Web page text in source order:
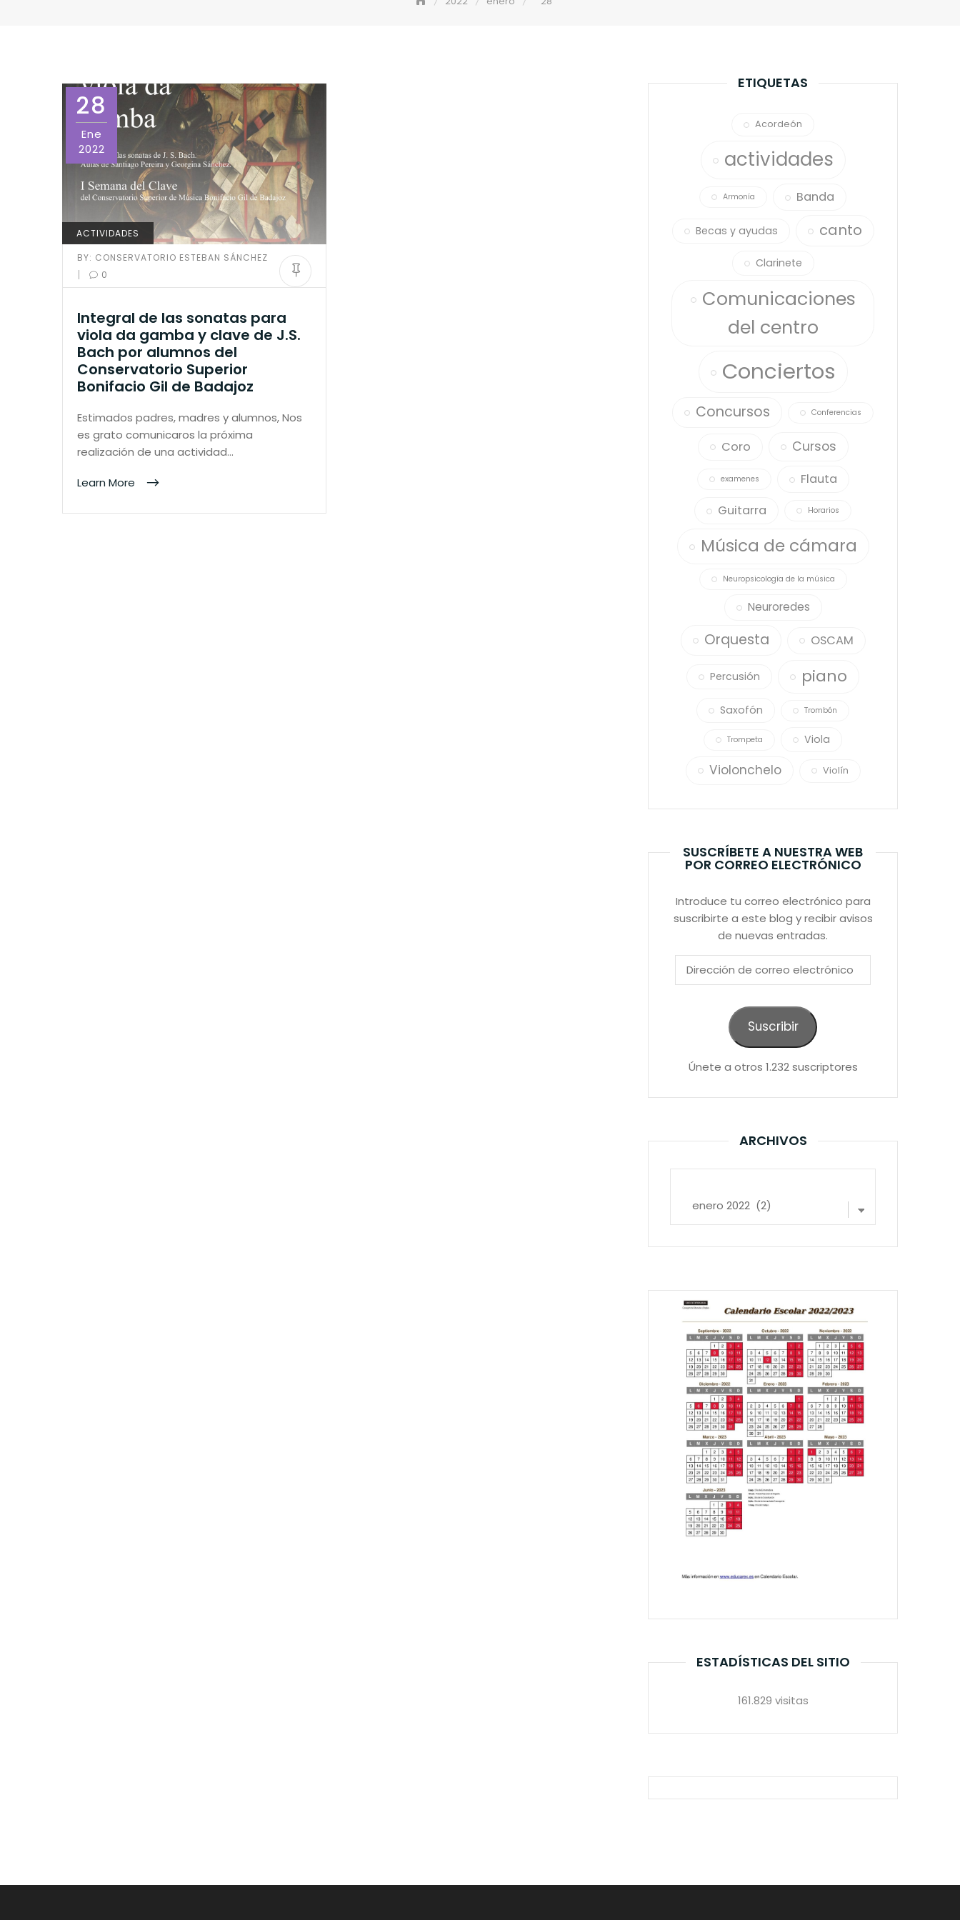
28
Ene
2022
ACTIVIDADES
BY: CONSERVATORIO ESTEBAN SÁNCHEZ
| 0
Integral de las sonatas para
viola da gamba y clave de J.S.
Bach por alumnos del
Conservatorio Superior
Bonifacio Gil de Badajoz
Estimados padres, madres y alumnos, Nos
es grato comunicaros la próxima
realización de una actividad…
Learn More
ETIQUETAS
Acordeón
actividades
Armonía Banda
Becas y ayudas canto
Clarinete
Comunicaciones
del centro
Conciertos
Concursos Conferencias
Coro Cursos
examenes
Flauta
Guitarra
Horarios
Música de cámara
Neuropsicología de la música
Neuroredes
Orquesta OSCAM
Percusión piano
Saxofón Trombón
Trompeta Viola
Violonchelo Violín
SUSCRÍBETE A NUESTRA WEB
POR CORREO ELECTRÓNICO
Introduce tu correo electrónico para
suscribirte a este blog y recibir avisos
de nuevas entradas.
Dirección
electrónico
Suscribir
Únete a otros 1.232 suscriptores
ARCHIVOS
ESTADÍSTICAS DEL SITIO
161.829 visitas